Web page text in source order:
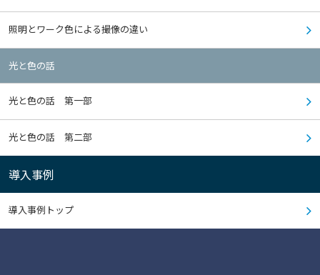
照明とワーク色による撮像の違い
光と色の話
光と色の話 第一部
光と色の話 第二部
導入事例
導入事例トップ